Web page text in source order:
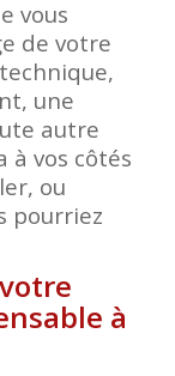
vous
de votre
une
autre
à vos côtés
ou
pourriez
à